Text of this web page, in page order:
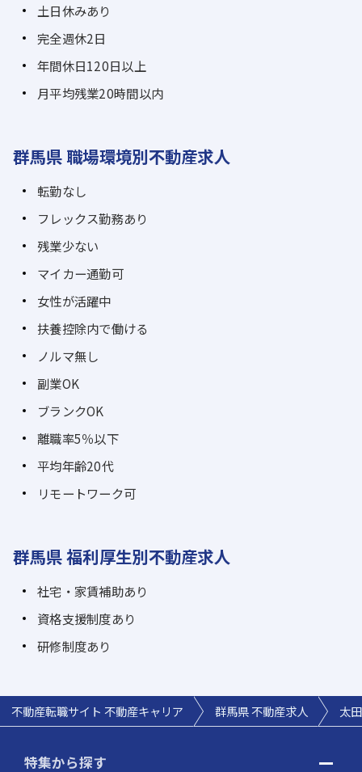
土日休みあり
完全週休2日
年間休日120日以上
月平均残業20時間以内
群馬県 職場環境別不動産求人
転勤なし
フレックス勤務あり
残業少ない
マイカー通勤可
女性が活躍中
扶養控除内で働ける
ノルマ無し
副業OK
ブランクOK
離職率5％以下
平均年齢20代
リモートワーク可
群馬県 福利厚生別不動産求人
社宅・家賃補助あり
資格支援制度あり
研修制度あり
不動産転職サイト 不動産キャリア 群馬県 不動産求人 太
特集から探す